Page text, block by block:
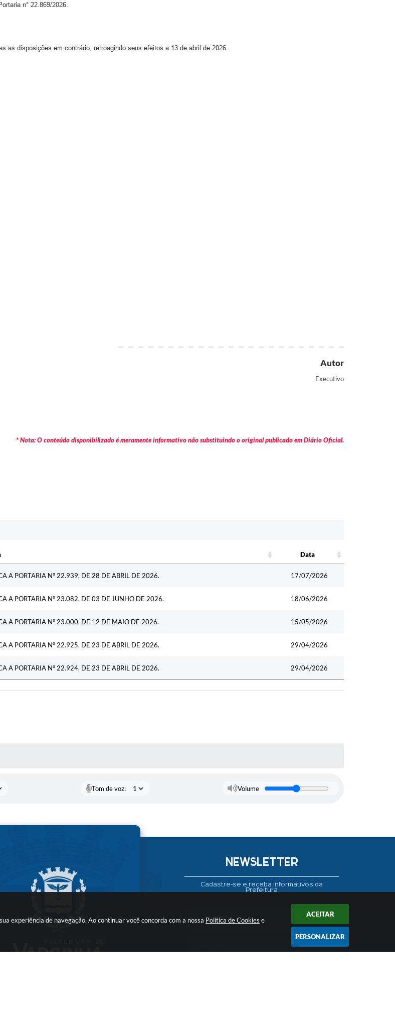
experiência de navegação. Ao continuar você concorda com a nossa Política de Cookies e
ACEITAR
PERSONALIZAR
n° 22.869/2026.
as disposições em contrário, retroagindo seus efeitos a 13 de abril de 2026.
Autor
Executivo
* Nota: O conteúdo disponibilizado é meramente informativo não substituindo o original publicado em Diário Oficial.
Data
A PORTARIA Nº 22.939, DE 28 DE ABRIL DE 2026. 17/07/2026
A PORTARIA Nº 23.082, DE 03 DE JUNHO DE 2026. 18/06/2026
A PORTARIA Nº 23.000, DE 12 DE MAIO DE 2026. 15/05/2026
A PORTARIA Nº 22.925, DE 23 DE ABRIL DE 2026. 29/04/2026
A PORTARIA Nº 22.924, DE 23 DE ABRIL DE 2026. 29/04/2026
Tom de voz: Volume
NEWSLETTER
Cadastre-se e receba informativos da
Prefeitura